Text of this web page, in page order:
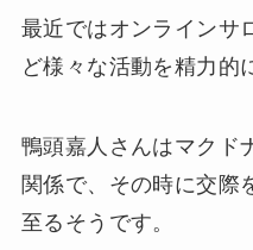
最近ではオンラインサ
ど様々な活動を精力的
鴨頭嘉人さんはマクド
関係で、その時に交際
至るそうです。